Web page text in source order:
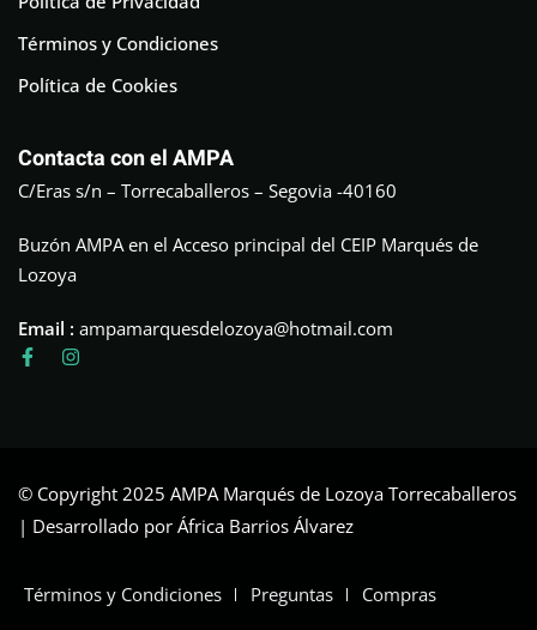
Términos y Condiciones
Política de Cookies
Contacta con el AMPA
C/Eras s/n – Torrecaballeros – Segovia -40160
Buzón AMPA en el Acceso principal del CEIP Marqués de
Lozoya
Email : ampamarquesdelozoya@hotmail.com
© Copyright 2025 AMPA Marqués de Lozoya Torrecaballeros
| Desarrollado por África Barrios Álvarez
Términos y Condiciones Preguntas Compras